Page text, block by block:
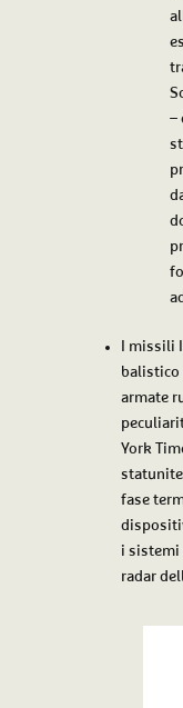
–
I missili
balistico
armate
York
fase
i sistemi
radar